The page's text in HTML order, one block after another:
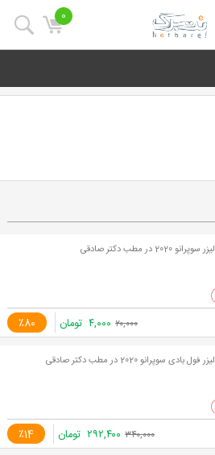
0
لیزر سوپرانو 2020 در مطب دکتر صادقی
٪80 ۲۰,۰۰۰ ۴,۰۰۰ تومان
لیزر فول بادی سوپرانو 2020 در مطب دکتر صادقی
٪14 ۳۴۰,۰۰۰ ۲۹۲,۴۰۰ تومان